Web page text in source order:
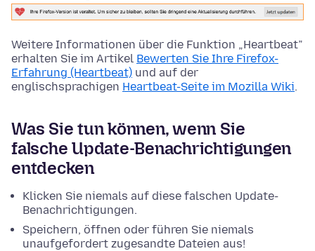
Weitere Informationen über die Funktion „Heartbeat”
erhalten Sie im Artikel Bewerten Sie Ihre Firefox-
Erfahrung (Heartbeat) und auf der
englischsprachigen Heartbeat-Seite im Mozilla Wiki.
Was Sie tun können, wenn Sie
falsche Update-Benachrichtigungen
entdecken
Klicken Sie niemals auf diese falschen Update-
Benachrichtigungen.
Speichern, öffnen oder führen Sie niemals
unaufgefordert zugesandte Dateien aus!